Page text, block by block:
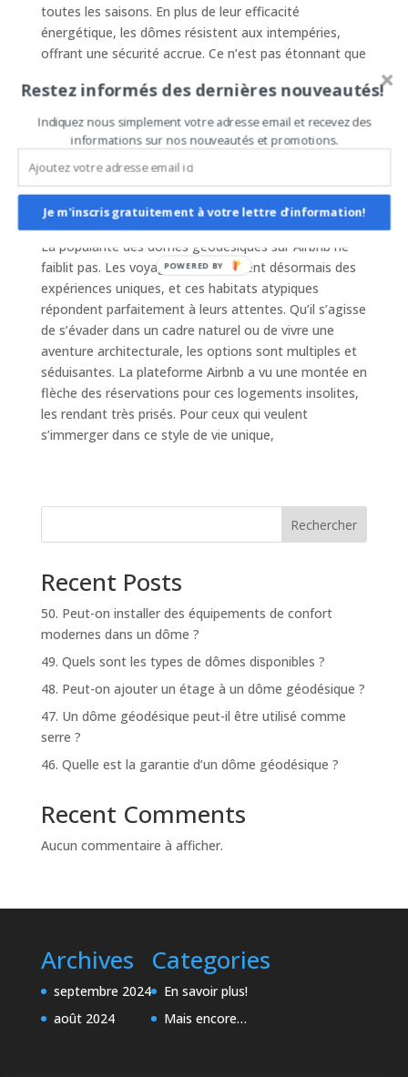
toutes les saisons. En plus de leur efficacité
énergétique, les dômes résistent aux intempéries,
offrant une sécurité accrue. Ce n’est pas étonnant que
ces habitats innovants,
https://domesgeodesiques.com est le leader en
France et en Europe, avec des modèles disponibles
offrant une superbe finition et satisfaisant une
## Partie 3 : Popularité Croissante sur Airbnb
La popularité des dômes géodésiques sur Airbnb ne
faiblit pas. Les voyageurs recherchent désormais des
expériences uniques, et ces habitats atypiques
répondent parfaitement à leurs attentes. Qu’il s’agisse
de s’évader dans un cadre naturel ou de vivre une
aventure architecturale, les options sont multiples et
séduisantes. La plateforme Airbnb a vu une montée en
flèche des réservations pour ces logements insolites,
les rendant très prisés. Pour ceux qui veulent
s’immerger dans ce style de vie unique,
Rechercher
Recent Posts
50. Peut-on installer des équipements de confort
modernes dans un dôme ?
49. Quels sont les types de dômes disponibles ?
48. Peut-on ajouter un étage à un dôme géodésique ?
47. Un dôme géodésique peut-il être utilisé comme
serre ?
46. Quelle est la garantie d’un dôme géodésique ?
Recent Comments
Aucun commentaire à afficher.
Archives
septembre 2024
août 2024
Categories
En savoir plus!
Mais encore…
Restez informés des dernières nouveautés!
Indiquez nous simplement votre adresse email et recevez des
informations sur nos nouveautés et promotions.
Je m'inscris gratuitement à votre lettre d'information!
POWERED BY